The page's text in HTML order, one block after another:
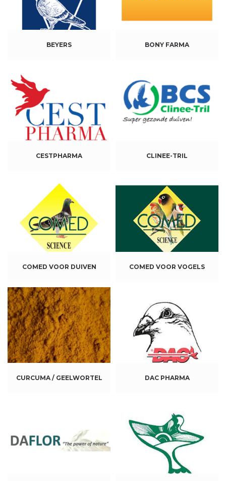
BEYERS BONY FARMA
CESTPHARMA CLINEE-TRIL
COMED VOOR DUIVEN COMED VOOR VOGELS
CURCUMA / GEELWORTEL DAC PHARMA